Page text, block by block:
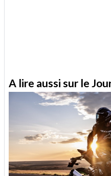
A lire aussi sur le